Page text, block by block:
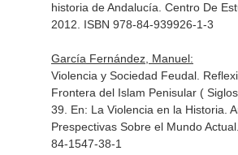
historia de Andalucía . Centro De
2012. ISBN 978-84-939926-1-3
García Fernández, Manuel:
Violencia y Sociedad Feudal.
Frontera del Islam Penisular (
39. En: La Violencia en la Historia.
Prespectivas Sobre el Mundo Actual
84-1547-38-1